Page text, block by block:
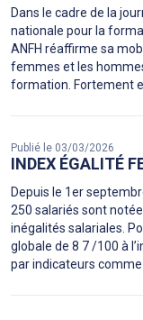
Dans le cadre de la
nationale pour la
ANFH réaffirme sa
femmes et les
formation. Fortement
Publié le 03/03/2026
INDEX ÉGALITÉ
Depuis le 1er
250 salariés sont
inégalités salariales.
globale de 8 7 /100 à
par indicateurs